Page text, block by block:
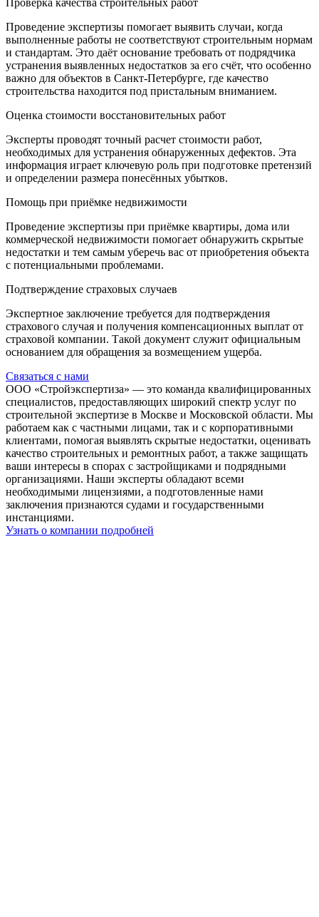
Проверка качества строительных работ
Проведение экспертизы помогает выявить случаи, когда
выполненные работы не соответствуют строительным нормам
и стандартам. Это даёт основание требовать от подрядчика
устранения выявленных недостатков за его счёт, что особенно
важно для объектов в Санкт-Петербурге, где качество
строительства находится под пристальным вниманием.
Оценка стоимости восстановительных работ
Эксперты проводят точный расчет стоимости работ,
необходимых для устранения обнаруженных дефектов. Эта
информация играет ключевую роль при подготовке претензий
и определении размера понесённых убытков.
Помощь при приёмке недвижимости
Проведение экспертизы при приёмке квартиры, дома или
коммерческой недвижимости помогает обнаружить скрытые
недостатки и тем самым уберечь вас от приобретения объекта
с потенциальными проблемами.
Подтверждение страховых случаев
Экспертное заключение требуется для подтверждения
страхового случая и получения компенсационных выплат от
страховой компании. Такой документ служит официальным
основанием для обращения за возмещением ущерба.
Связаться с нами
ООО «Стройэкспертиза» — это команда квалифицированных
специалистов, предоставляющих широкий спектр услуг по
строительной экспертизе в Москве и Московской области. Мы
работаем как с частными лицами, так и с корпоративными
клиентами, помогая выявлять скрытые недостатки, оценивать
качество строительных и ремонтных работ, а также защищать
ваши интересы в спорах с застройщиками и подрядными
организациями. Наши эксперты обладают всеми
необходимыми лицензиями, а подготовленные нами
заключения признаются судами и государственными
инстанциями.
Узнать о компании подробней